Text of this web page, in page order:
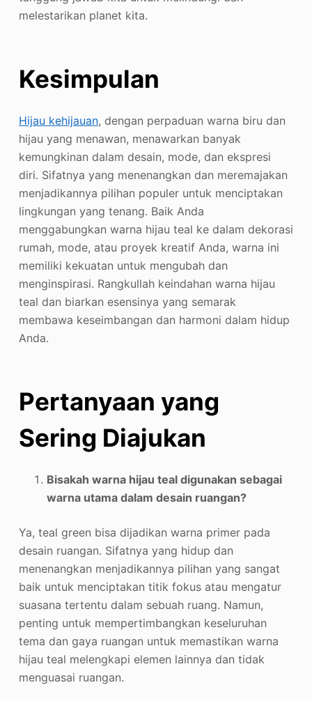
melestarikan planet kita.
Kesimpulan
Hijau kehijauan, dengan perpaduan warna biru dan
hijau yang menawan, menawarkan banyak
kemungkinan dalam desain, mode, dan ekspresi
diri. Sifatnya yang menenangkan dan meremajakan
menjadikannya pilihan populer untuk menciptakan
lingkungan yang tenang. Baik Anda
menggabungkan warna hijau teal ke dalam dekorasi
rumah, mode, atau proyek kreatif Anda, warna ini
memiliki kekuatan untuk mengubah dan
menginspirasi. Rangkullah keindahan warna hijau
teal dan biarkan esensinya yang semarak
membawa keseimbangan dan harmoni dalam hidup
Anda.
Pertanyaan yang
Sering Diajukan
Bisakah warna hijau teal digunakan sebagai
warna utama dalam desain ruangan?
Ya, teal green bisa dijadikan warna primer pada
desain ruangan. Sifatnya yang hidup dan
menenangkan menjadikannya pilihan yang sangat
baik untuk menciptakan titik fokus atau mengatur
suasana tertentu dalam sebuah ruang. Namun,
penting untuk mempertimbangkan keseluruhan
tema dan gaya ruangan untuk memastikan warna
hijau teal melengkapi elemen lainnya dan tidak
menguasai ruangan.